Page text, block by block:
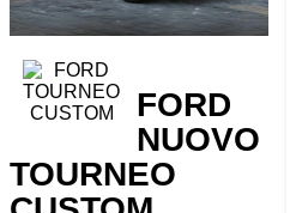
FORD
NUOVO
TOURNEO